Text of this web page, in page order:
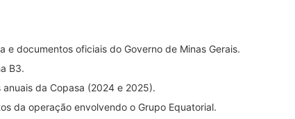
e documentos oficiais do Governo de Minas Gerais.
B3.
da Copasa (2024 e 2025).
da operação envolvendo o Grupo Equatorial.